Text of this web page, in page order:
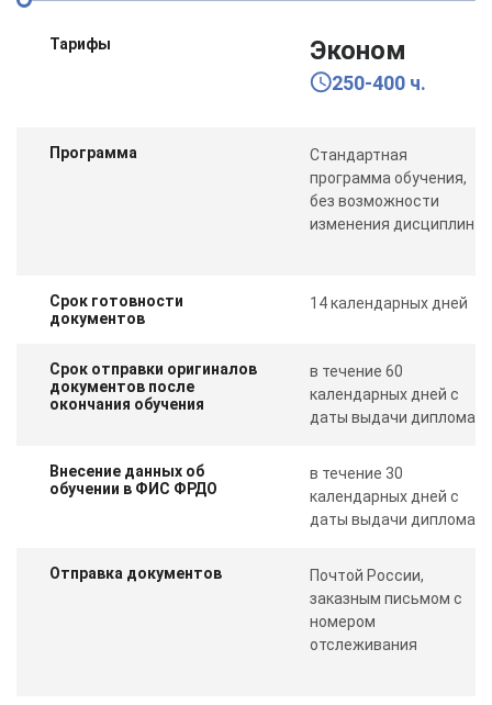
Тарифы Эконом
250-400 ч.
Программа
Стандартная
программа обучения,
без возможности
изменения дисциплин
Срок готовности
документов
14 календарных дней
Срок отправки оригиналов
документов после
окончания обучения
в течение 60
календарных дней с
даты выдачи диплома
Внесение данных об
обучении в ФИС ФРДО
в течение 30
календарных дней с
даты выдачи диплома
Отправка документов
Почтой России,
заказным письмом с
номером
отслеживания